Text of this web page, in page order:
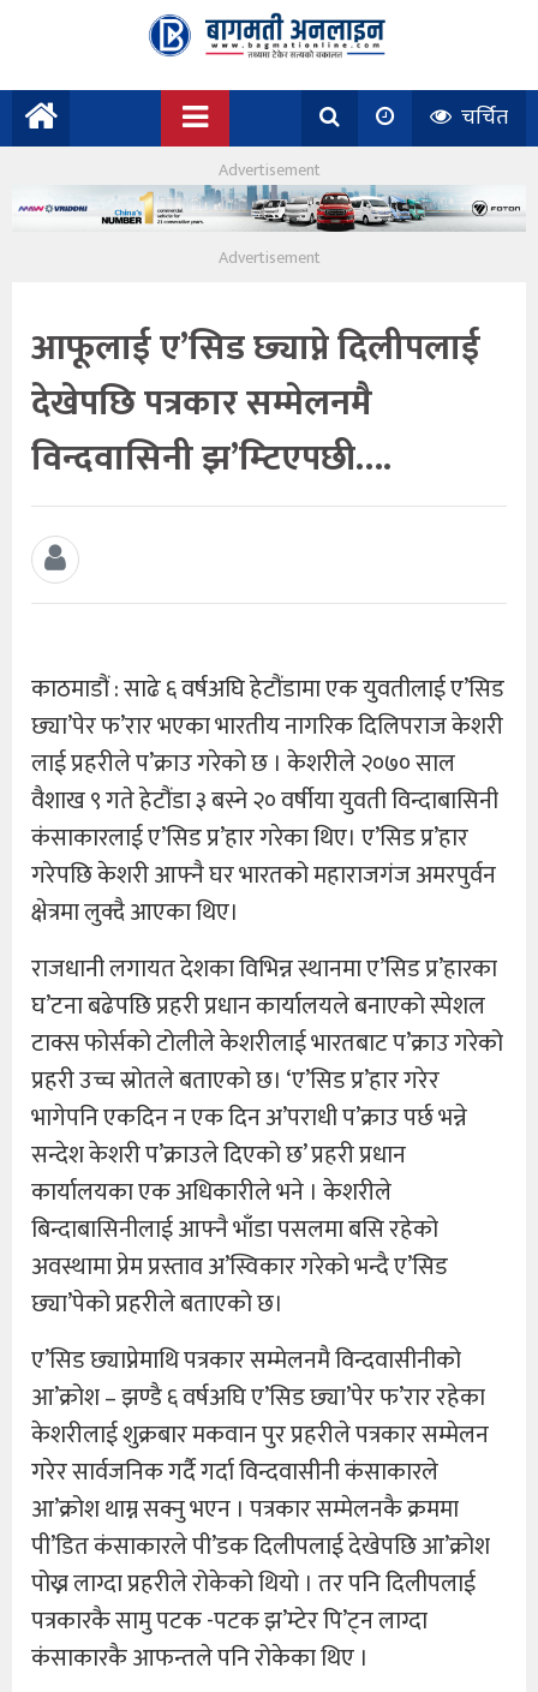
चर्चित
आफूलाई ए’सिड छ्याप्ने दिलीपलाई
देखेपछि पत्रकार सम्मेलनमै
विन्दवासिनी झ’म्टिएपछी….
काठमाडौं : साढे ६ वर्षअघि हेटौंडामा एक युवतीलाई ए’सिड
छ्या’पेर फ’रार भएका भारतीय नागरिक दिलिपराज केशरी
लाई प्रहरीले प’क्राउ गरेको छ । केशरीले २०७० साल
वैशाख ९ गते हेटौंडा ३ बस्ने २० वर्षीया युवती विन्दाबासिनी
कंसाकारलाई ए’सिड प्र’हार गरेका थिए। ए’सिड प्र’हार
गरेपछि केशरी आफ्नै घर भारतको महाराजगंज अमरपुर्वन
क्षेत्रमा लुक्दै आएका थिए।
राजधानी लगायत देशका विभिन्न स्थानमा ए’सिड प्र’हारका
घ’टना बढेपछि प्रहरी प्रधान कार्यालयले बनाएको स्पेशल
टाक्स फोर्सको टोलीले केशरीलाई भारतबाट प’क्राउ गरेको
प्रहरी उच्च स्रोतले बताएको छ। ‘ए’सिड प्र’हार गरेर
भागेपनि एकदिन न एक दिन अ’पराधी प’क्राउ पर्छ भन्ने
सन्देश केशरी प’क्राउले दिएको छ’ प्रहरी प्रधान
कार्यालयका एक अधिकारीले भने । केशरीले
बिन्दाबासिनीलाई आफ्नै भाँडा पसलमा बसि रहेको
अवस्थामा प्रेम प्रस्ताव अ’स्विकार गरेको भन्दै ए’सिड
छ्या’पेको प्रहरीले बताएको छ।
ए’सिड छ्याप्नेमाथि पत्रकार सम्मेलनमै विन्दवासीनीको
आ’क्रोश – झण्डै ६ वर्षअघि ए’सिड छ्या’पेर फ’रार रहेका
केशरीलाई शुक्रबार मकवान पुर प्रहरीले पत्रकार सम्मेलन
गरेर सार्वजनिक गर्दै गर्दा विन्दवासीनी कंसाकारले
आ’क्रोश थाम्न सक्नु भएन । पत्रकार सम्मेलनकै क्रममा
पी’डित कंसाकारले पी’डक दिलीपलाई देखेपछि आ’क्रोश
पोख्न लाग्दा प्रहरीले रोकेको थियो । तर पनि दिलीपलाई
पत्रकारकै सामु पटक -पटक झ’म्टेर पि’ट्न लाग्दा
कंसाकारकै आफन्तले पनि रोकेका थिए ।